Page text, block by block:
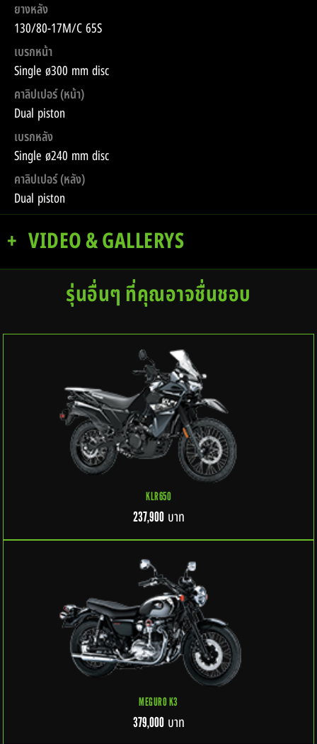
ยางหลัง
130/80-17M/C 65S
เบรกหน้า
Single ø300 mm disc
คาลิปเปอร์ (หน้า)
Dual piston
เบรกหลัง
Single ø240 mm disc
คาลิปเปอร์ (หลัง)
Dual piston
VIDEO & GALLERYS
รุ่นอื่นๆ ที่คุณอาจชื่นชอบ
KLR650
237,900บาท
MEGURO K3
379,000บาท